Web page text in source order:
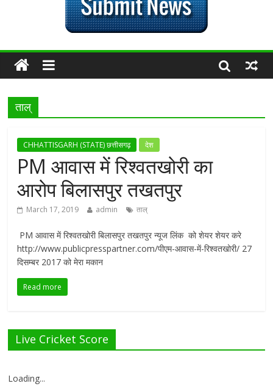
ताल्
CHHATTISGARH (STATE) छत्तीसगढ़ देश
PM आवास में रिश्वतखोरी का
आरोप बिलासपुर तखतपुर
March 17, 2019 admin ताल्
­ PM आवास में रिश्वतखोरी बिलासपुर तखतपुर न्यूज लिंक को शेयर शेयर करे
http://www.publicpresspartner.com/पीएम-आवास-में-रिश्वतखोरी/ 27
दिसम्बर 2017 को मेरा मकान
Read more
Live Cricket Score
Loading...